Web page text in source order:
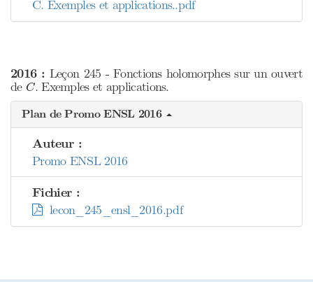
C. Exemples et applications..pdf
2016 : Leçon 245 - Fonctions holomorphes sur un ouvert
de C
C. Exemples et applications.
Plan de Promo ENSL 2016
Auteur :
Promo ENSL 2016
Fichier :
lecon_245_ensl_2016.pdf